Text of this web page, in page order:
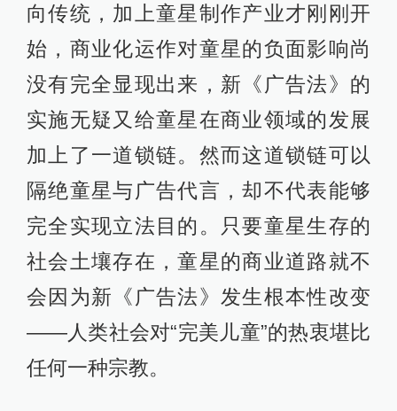
向传统，加上童星制作产业才刚刚开
始，商业化运作对童星的负面影响尚
没有完全显现出来，新《广告法》的
实施无疑又给童星在商业领域的发展
加上了一道锁链。然而这道锁链可以
隔绝童星与广告代言，却不代表能够
完全实现立法目的。只要童星生存的
社会土壤存在，童星的商业道路就不
会因为新《广告法》发生根本性改变
——人类社会对“完美儿童”的热衷堪比
任何一种宗教。